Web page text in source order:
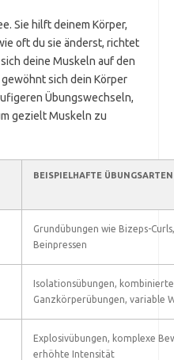
Sie hilft deinem Körper,
oft du sie änderst, richtet
deine Muskeln auf den
sich dein Körper
Übungswechseln,
gezielt Muskeln zu
BEISPIELHAFTE ÜBUNGSARTEN
Grundübungen wie Bizeps-
Beinpressen
Isolationsübungen, kombinierte
Ganzkörperübungen, variable
Explosivübungen, komplexe
erhöhte Intensität